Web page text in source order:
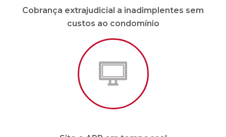
Cobrança extrajudicial a inadimplentes sem
custos ao condomínio